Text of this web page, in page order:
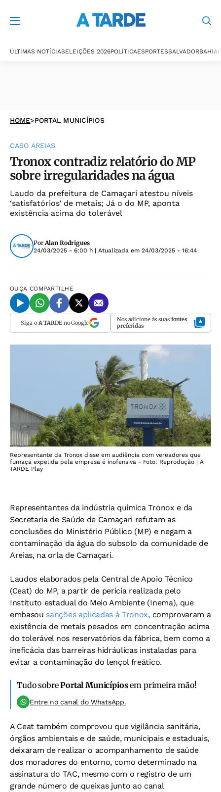
ÚLTIMAS NOTÍCIASELEIÇÕES 2026POLÍTICAESPORTESSALVADORBAHIA
HOME>PORTAL MUNICÍPIOS
CASO AREIAS
Tronox contradiz relatório do MP
sobre irregularidades na água
Laudo da prefeitura de Camaçari atestou níveis
‘satisfatórios’ de metais; Já o do MP, aponta
existência acima do tolerável
PorAlan Rodrigues
24/03/2025 - 6:00 h | Atualizada em 24/03/2025 - 16:44
OUÇA COMPARTILHE
Siga o A TARDEno Google Nos adicione às suas fontes
preferidas
Representante da Tronox disse em audiência com vereadores que
fumaça expelida pela empresa é inofensiva - Foto: Reprodução | A
TARDE Play
Representantes da indústria química Tronox e da
Secretaria de Saúde de Camaçari refutam as
conclusões do Ministério Público (MP) e negam a
contaminação da água do subsolo da comunidade de
Areias, na orla de Camaçari.
Laudos elaborados pela Central de Apoio Técnico
(Ceat) do MP, a partir de perícia realizada pelo
Instituto estadual do Meio Ambiente (Inema), que
embasou sanções aplicadas à Tronox, comprovaram a
existência de metais pesados em concentração acima
do tolerável nos reservatórios da fábrica, bem como a
ineficácia das barreiras hidráulicas instaladas para
evitar a contaminação do lençol freático.
Tudo sobrePortal Municípiosem primeira mão!
Entre no canal do WhatsApp.
A Ceat também comprovou que vigilância sanitária,
órgãos ambientais e de saúde, municipais e estaduais,
deixaram de realizar o acompanhamento de saúde
dos moradores do entorno, como determinado na
assinatura do TAC, mesmo com o registro de um
grande número de queixas junto ao canal